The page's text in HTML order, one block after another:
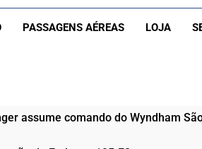
PASSAGENS AÉREAS LOJA
assume comando do Wyndham